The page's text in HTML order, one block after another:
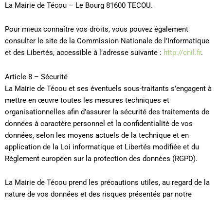
La Mairie de Técou – Le Bourg 81600 TECOU.
Pour mieux connaître vos droits, vous pouvez également
consulter le site de la Commission Nationale de l’Informatique
et des Libertés, accessible à l’adresse suivante : http://cnil.fr.
Article 8 – Sécurité
La Mairie de Técou et ses éventuels sous-traitants s’engagent à
mettre en œuvre toutes les mesures techniques et
organisationnelles afin d’assurer la sécurité des traitements de
données à caractère personnel et la confidentialité de vos
données, selon les moyens actuels de la technique et en
application de la Loi informatique et Libertés modifiée et du
Règlement européen sur la protection des données (RGPD).
La Mairie de Técou prend les précautions utiles, au regard de la
nature de vos données et des risques présentés par notre